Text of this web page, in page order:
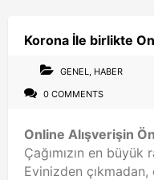
Korona İle birlikte
GENEL, HABER
0 COMMENTS
Online Alışverişin
Çağımızın en büyük
Evinizden